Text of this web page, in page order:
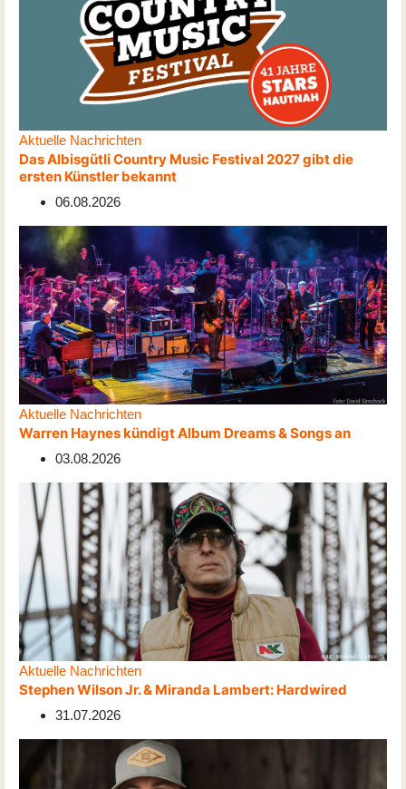
Aktuelle Nachrichten
Das Albisgütli Country Music Festival 2027 gibt die
ersten Künstler bekannt
06.08.2026
Aktuelle Nachrichten
Warren Haynes kündigt Album Dreams & Songs an
03.08.2026
Aktuelle Nachrichten
Stephen Wilson Jr. & Miranda Lambert: Hardwired
31.07.2026